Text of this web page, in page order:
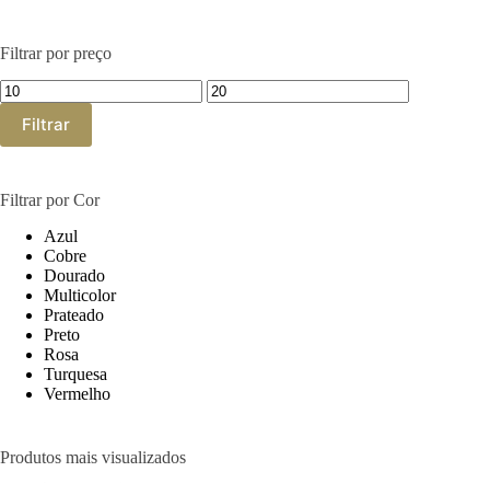
Filtrar por preço
Preço
mínimo
Preço
máximo
Filtrar
Filtrar por Cor
Azul
Cobre
Dourado
Multicolor
Prateado
Preto
Rosa
Turquesa
Vermelho
Produtos mais visualizados